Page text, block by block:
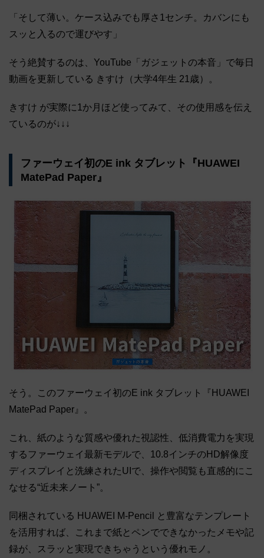
「そして薄い。ケース込みでも厚さ1センチ。カバンにも
スッと入るので運びやす」
そう絶賛するのは、YouTube「ガジェットの本音」で毎日
動画を更新している きすけ（大学4年生 21歳）。
きすけ が実際に1か月ほど使ってみて、その使用感を伝え
ているのが↓↓↓
ファーウェイ初のE ink タブレット『HUAWEI
MatePad Paper』
そう。このファーウェイ初のE ink タブレット『HUAWEI
MatePad Paper』。
これ、紙のような質感や優れた視認性、低消費電力を実現
するファーウェイ最新モデルで、10.8インチのHD解像度
ディスプレイと洗練されたUIで、操作や閲覧も直感的にこ
なせる“近未来ノート”。
同梱されている HUAWEI M-Pencil と豊富なテンプレート
を活用すれば、これまで紙とペンでできなかったメモや記
録が、スラッと実現できちゃうという優れモノ。